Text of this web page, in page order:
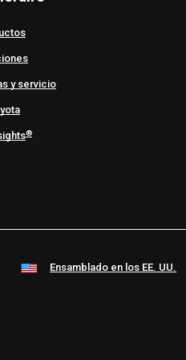
y servicio
®
Ensamblado en los EE. UU.